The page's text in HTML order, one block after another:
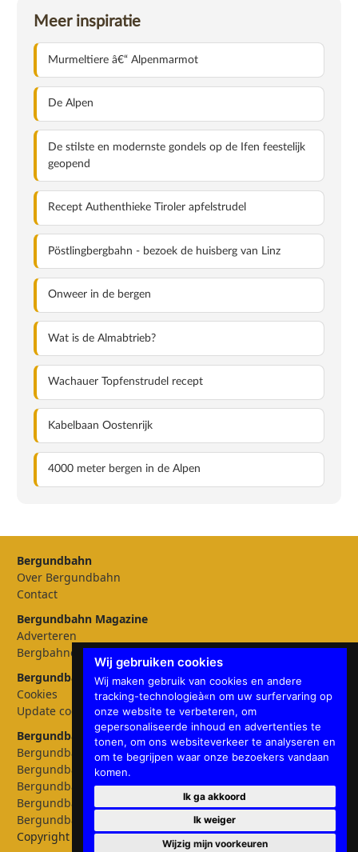
Wij gebruiken cookies
Wij maken gebruik van cookies en andere
tracking-technologieà«n om uw surfervaring op
onze website te verbeteren, om
gepersonaliseerde inhoud en advertenties te
tonen, om ons websiteverkeer te analyseren en
om te begrijpen waar onze bezoekers vandaan
komen.
Ik ga akkoord
Ik weiger
Wijzig mijn voorkeuren
Meer inspiratie
Murmeltiere â€“ Alpenmarmot
De Alpen
De stilste en modernste gondels op de Ifen feestelijk
geopend
Recept Authenthieke Tiroler apfelstrudel
Pöstlingbergbahn - bezoek de huisberg van Linz
Onweer in de bergen
Wat is de Almabtrieb?
Wachauer Topfenstrudel recept
Kabelbaan Oostenrijk
4000 meter bergen in de Alpen
Bergundbahn
Over Bergundbahn
Contact
Bergundbahn Magazine
Adverteren
Bergbahnen
Bergundbahn Instellingen
Cookies
Update cookies preferences
Bergundbahn talen
Bergundbahn Deutschland
Bergundbahn Österreich
Bergundbahn Nederland
Bergundbahn België
Bergundbahn English
Copyright © 2026 Bergundbahn